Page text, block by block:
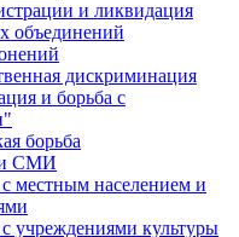
и ликвидация
объединений
дискриминация
и борьба с
борьба
и СМИ
местным населением и
учреждениями культуры